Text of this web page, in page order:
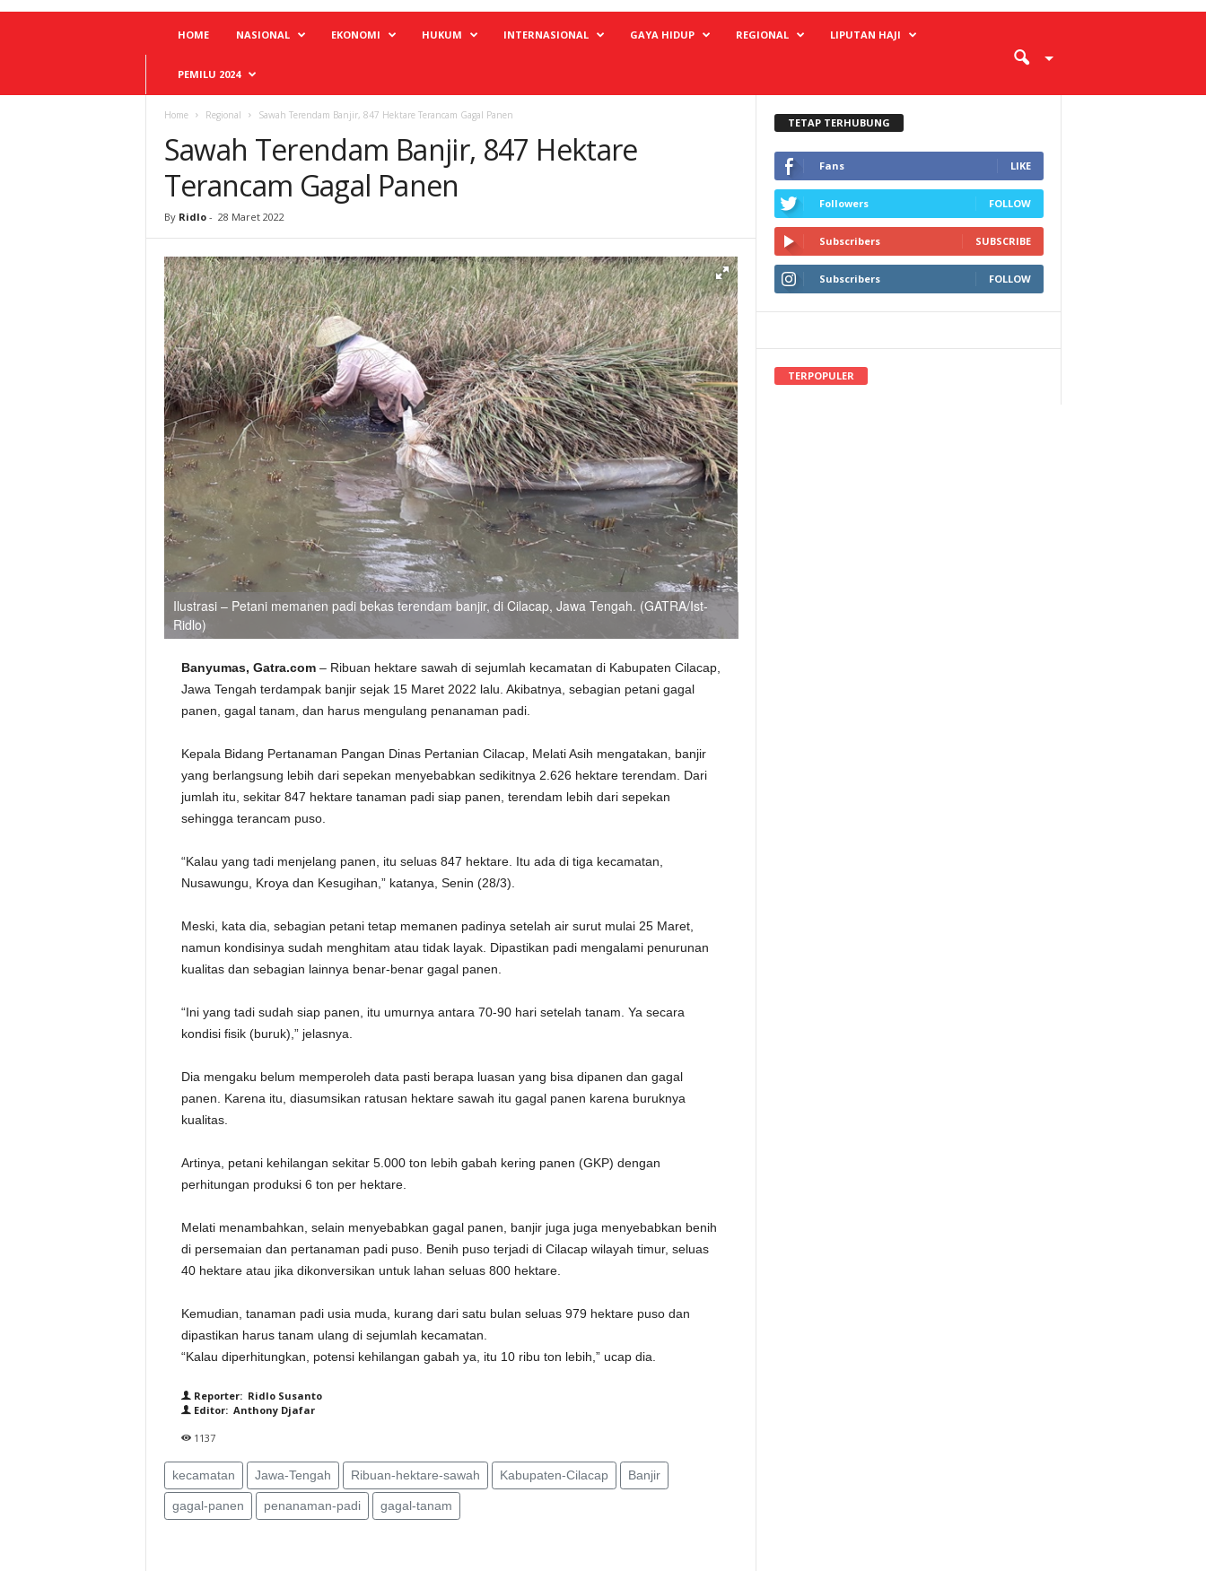
HOME NASIONAL EKONOMI HUKUM INTERNASIONAL GAYA HIDUP REGIONAL LIPUTAN HAJI
PEMILU 2024
Home Regional Sawah Terendam Banjir, 847 Hektare Terancam Gagal Panen
Sawah Terendam Banjir, 847 Hektare
Terancam Gagal Panen
By Ridlo - 28 Maret 2022
Ilustrasi – Petani memanen padi bekas terendam banjir, di Cilacap, Jawa Tengah. (GATRA/Ist-
Ridlo)
Banyumas, Gatra.com – Ribuan hektare sawah di sejumlah kecamatan di Kabupaten Cilacap,
Jawa Tengah terdampak banjir sejak 15 Maret 2022 lalu. Akibatnya, sebagian petani gagal
panen, gagal tanam, dan harus mengulang penanaman padi.
Kepala Bidang Pertanaman Pangan Dinas Pertanian Cilacap, Melati Asih mengatakan, banjir
yang berlangsung lebih dari sepekan menyebabkan sedikitnya 2.626 hektare terendam. Dari
jumlah itu, sekitar 847 hektare tanaman padi siap panen, terendam lebih dari sepekan
sehingga terancam puso.
“Kalau yang tadi menjelang panen, itu seluas 847 hektare. Itu ada di tiga kecamatan,
Nusawungu, Kroya dan Kesugihan,” katanya, Senin (28/3).
Meski, kata dia, sebagian petani tetap memanen padinya setelah air surut mulai 25 Maret,
namun kondisinya sudah menghitam atau tidak layak. Dipastikan padi mengalami penurunan
kualitas dan sebagian lainnya benar-benar gagal panen.
“Ini yang tadi sudah siap panen, itu umurnya antara 70-90 hari setelah tanam. Ya secara
kondisi fisik (buruk),” jelasnya.
Dia mengaku belum memperoleh data pasti berapa luasan yang bisa dipanen dan gagal
panen. Karena itu, diasumsikan ratusan hektare sawah itu gagal panen karena buruknya
kualitas.
Artinya, petani kehilangan sekitar 5.000 ton lebih gabah kering panen (GKP) dengan
perhitungan produksi 6 ton per hektare.
Melati menambahkan, selain menyebabkan gagal panen, banjir juga juga menyebabkan benih
di persemaian dan pertanaman padi puso. Benih puso terjadi di Cilacap wilayah timur, seluas
40 hektare atau jika dikonversikan untuk lahan seluas 800 hektare.
Kemudian, tanaman padi usia muda, kurang dari satu bulan seluas 979 hektare puso dan
dipastikan harus tanam ulang di sejumlah kecamatan.
“Kalau diperhitungkan, potensi kehilangan gabah ya, itu 10 ribu ton lebih,” ucap dia.
Reporter: Ridlo Susanto
Editor: Anthony Djafar
1137
kecamatan Jawa-Tengah Ribuan-hektare-sawah Kabupaten-Cilacap Banjir
gagal-panen penanaman-padi gagal-tanam
TETAP TERHUBUNG
Fans LIKE
Followers FOLLOW
Subscribers SUBSCRIBE
Subscribers FOLLOW